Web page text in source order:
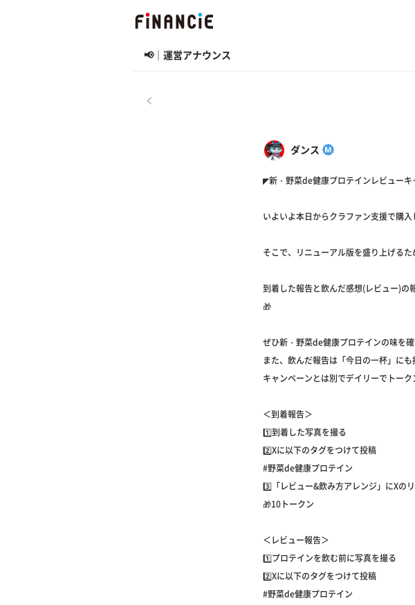
📢｜運営アナウンス
ダンス
◤新・野菜de健康プロテインレビュー
いよいよ本日からクラファン支援で購
そこで、リニューアル版を盛り上げる
到着した報告と飲んだ感想(レビュー)
🎁
ぜひ新・野菜de健康プロテインの味を
また、飲んだ報告は「今日の一杯」にも
キャンペーンとは別でデイリーでトー
＜到着報告＞
1️⃣到着した写真を撮る
2️⃣Xに以下のタグをつけて投稿
#野菜de健康プロテイン
3️⃣「レビュー&飲み方アレンジ」にXの
🎁10トークン
＜レビュー報告＞
1️⃣プロテインを飲む前に写真を撮る
2️⃣Xに以下のタグをつけて投稿
#野菜de健康プロテイン